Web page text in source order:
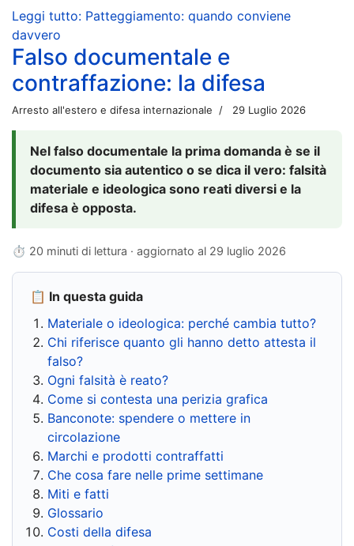
Leggi tutto: Patteggiamento: quando conviene
davvero
Falso documentale e
contraffazione: la difesa
Arresto all'estero e difesa internazionale 29 Luglio 2026
Nel falso documentale la prima domanda è se il
documento sia autentico o se dica il vero: falsità
materiale e ideologica sono reati diversi e la
difesa è opposta.
⏱ 20 minuti di lettura · aggiornato al 29 luglio 2026
📋 In questa guida
Materiale o ideologica: perché cambia tutto?
Chi riferisce quanto gli hanno detto attesta il
falso?
Ogni falsità è reato?
Come si contesta una perizia grafica
Banconote: spendere o mettere in
circolazione
Marchi e prodotti contraffatti
Che cosa fare nelle prime settimane
Miti e fatti
Glossario
Costi della difesa